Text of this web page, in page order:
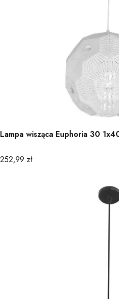
Lampa wisząca Euphoria 30
Cena
252,99 zł